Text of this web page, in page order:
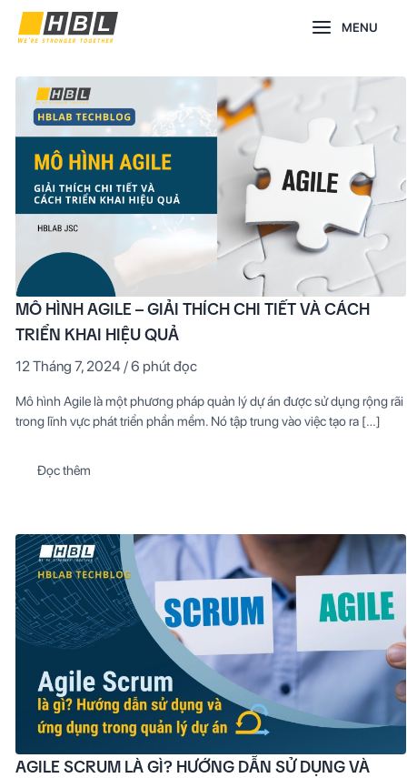
Nhảy
MainMENU
MÔ HÌNH AGILE – GIẢI THÍCH CHI TIẾT VÀ CÁCH
TRIỂN KHAI HIỆU QUẢ
12 Tháng 7, 2024 /6 phút đọc
Mô hình Agile là một phương pháp quản lý dự án được sử dụng rộng rãi
trong lĩnh vực phát triển phần mềm. Nó tập trung vào việc tạo ra […]
Mô
hình
Agile
–
Giải
thích
chi
tiết
và
cách
triển
khai
hiệu
Đọc thêm
AGILE SCRUM LÀ GÌ? HƯỚNG DẪN SỬ DỤNG VÀ
Agile
Scrum
là
gì?
Hướng
dẫn
sử
dụng
và
dụng
trong
quản
lý
dự
án